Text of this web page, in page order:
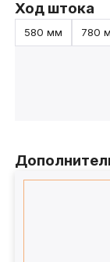
Ход штока
580 мм 780